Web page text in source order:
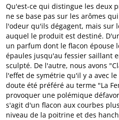
Qu'est-ce qui distingue les deux
ne se base pas sur les arômes
l'odeur qu'ils dégagent, mais sur
auquel le produit est destiné.
un parfum dont le flacon épouse
épaules jusqu'au fessier saillant
sculpté. De l'autre, nous avons
l'effet de symétrie qu'il y a avec
doute été préféré au terme "La
provoquer une polémique
s'agit d'un flacon aux courbes
niveau de la poitrine et des